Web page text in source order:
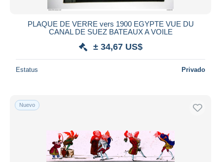
PLAQUE DE VERRE vers 1900 EGYPTE VUE DU
CANAL DE SUEZ BATEAUX A VOILE
± 34,67 US$
Estatus Privado
Nuevo